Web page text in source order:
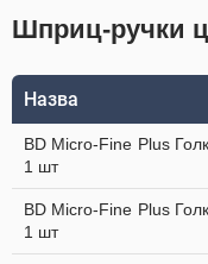
Шприц-ручки
Назва
BD Micro-Fine Plus
1 шт
BD Micro-Fine Plus
1 шт